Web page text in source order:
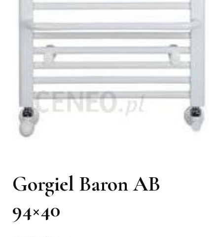
Gorgiel Baron AB
94×40